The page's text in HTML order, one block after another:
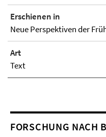
Erschienen in
Neue Perspektiven der
Art
Text
FORSCHUNG NACH